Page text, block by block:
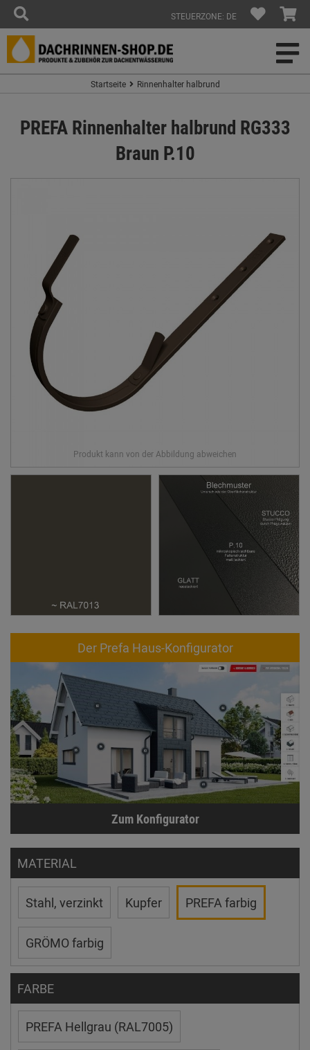
STEUERZONE: DE
Startseite Rinnenhalter halbrund
PREFA Rinnenhalter halbrund RG333
Braun P.10
Der Prefa Haus-Konfigurator
Zum Konfigurator
MATERIAL
Stahl, verzinkt Kupfer PREFA farbig
GRÖMO farbig
FARBE
PREFA Hellgrau (RAL7005)